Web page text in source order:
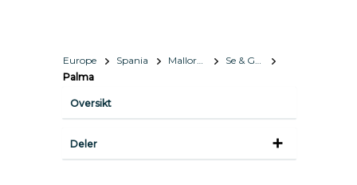
Europe Spania Mallorca
Se & Gjøre
Palma
Oversikt
Deler